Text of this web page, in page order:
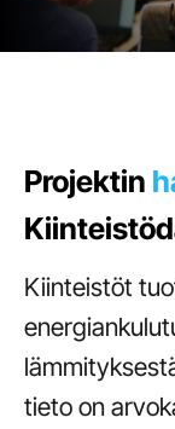
Projektin
Kiinteistöt
tieto on